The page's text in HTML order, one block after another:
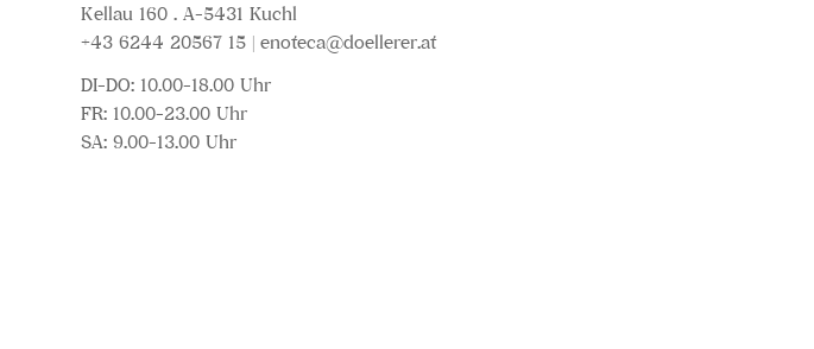
Kellau 160 . A-5431 Kuchl
+43 6244 20567 15 | enoteca@doellerer.at
DI-DO: 10.00-18.00 Uhr
FR: 10.00-23.00 Uhr
SA: 9.00-13.00 Uhr